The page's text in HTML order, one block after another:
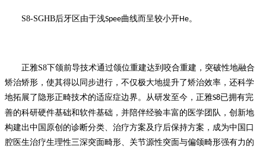
S8-SGHB后牙区由于浅Spee曲线而呈较小开He。
正雅S8下颌前导技术通过颌位重建达到咬合重建，突破性地融合
矫治矫形，使其得以同步进行，不仅极大地提升了矫治效率，还科学
地拓展了隐形正畸技术的适应症边界。从研发至今，正雅S8已拥有完
善的科研硬件基础和软件基础，并陪伴经验丰富的医学团队，创新地
构建出中国原创的诊断分类、治疗方案及疗后保持方案，成为中国口
腔医生治疗生理性三深突面畸形、关节源性突面与偏颌畸形强有力的